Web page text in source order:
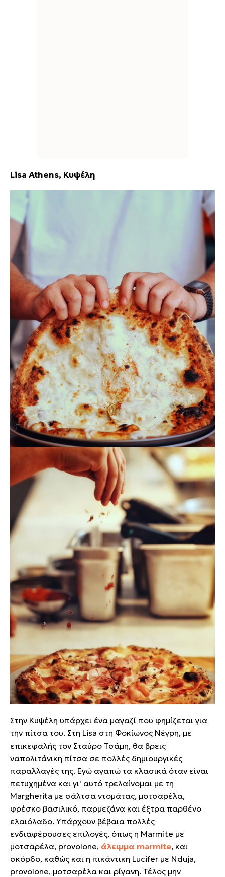
Lisa Athens, Κυψέλη
Στην Κυψέλη υπάρχει ένα μαγαζί που φημίζεται για
την πίτσα του. Στη Lisa στη Φοκίωνος Νέγρη, με
επικεφαλής τον Σταύρο Τσάμη, θα βρεις
ναπολιτάνικη πίτσα σε πολλές δημιουργικές
παραλλαγές της. Εγώ αγαπώ τα κλασικά όταν είναι
πετυχημένα και γι' αυτό τρελαίνομαι με τη
Margherita με σάλτσα ντομάτας, μοτσαρέλα,
φρέσκο βασιλικό, παρμεζάνα και έξτρα παρθένο
ελαιόλαδο. Υπάρχουν βέβαια πολλές
ενδιαφέρουσες επιλογές, όπως η Marmite με
μοτσαρέλα, provolone, άλειμμα marmite, και
σκόρδο, καθώς και η πικάντικη Lucifer με Nduja,
provolone, μοτσαρέλα και ρίγανη. Τέλος μην